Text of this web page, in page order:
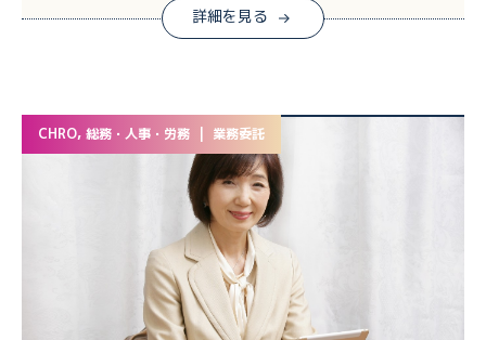
詳細を見る
CHRO, 総務・人事・労務 | 業務委託